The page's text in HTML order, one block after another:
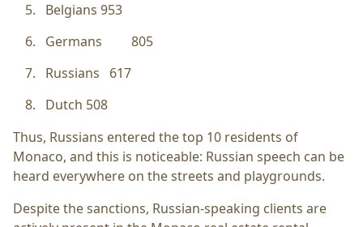
Belgians 953
Germans 805
Russians 617
Dutch 508
Thus, Russians entered the top 10 residents of
Monaco, and this is noticeable: Russian speech can be
heard everywhere on the streets and playgrounds.
Despite the sanctions, Russian-speaking clients are